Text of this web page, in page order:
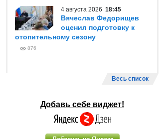
4 августа 2026 18:45
Вячеслав Федорищев
оценил подготовку к
отопительному сезону
876
Весь список
Добавь себе виджет!